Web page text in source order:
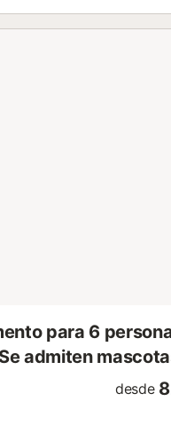
para 6
admiten
desde